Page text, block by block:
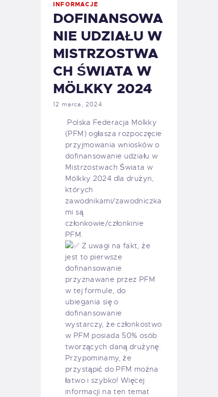
INFORMACJE
DOFINANSOWA
NIE UDZIAŁU W
MISTRZOSTWA
CH ŚWIATA W
MÖLKKY 2024
12 marca, 2024
Polska Federacja Mölkky
(PFM) ogłasza rozpoczęcie
przyjmowania wniosków o
dofinansowanie udziału w
Mistrzostwach Świata w
Mölkky 2024 dla drużyn,
których
zawodnikami/zawodniczka
mi są
członkowie/członkinie
PFM.
Z uwagi na fakt, że
jest to pierwsze
dofinansowanie
przyznawane przez PFM
w tej formule, do
ubiegania się o
dofinansowanie
wystarczy, że członkostwo
w PFM posiada 50% osób
tworzących daną drużynę.
Przypominamy, że
przystąpić do PFM można
łatwo i szybko! Więcej
informacji na ten temat